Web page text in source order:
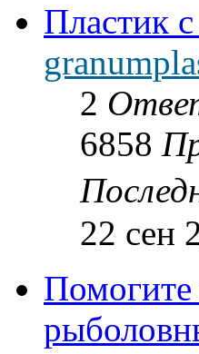
Пластик
2
6858
22 сен
Помогите